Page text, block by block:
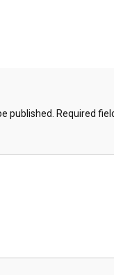
published. Required